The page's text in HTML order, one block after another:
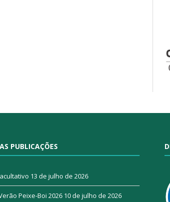
PUBLICAÇÕES
13 de julho de 2026
Peixe-Boi 2026 10 de julho de 2026